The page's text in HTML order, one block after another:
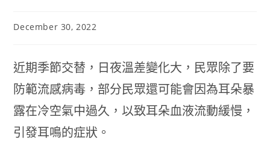
December 30, 2022
近期季節交替，日夜溫差變化大，民眾除了要
防範流感病毒，部分民眾還可能會因為耳朵暴
露在冷空氣中過久，以致耳朵血液流動緩慢，
引發耳鳴的症狀。